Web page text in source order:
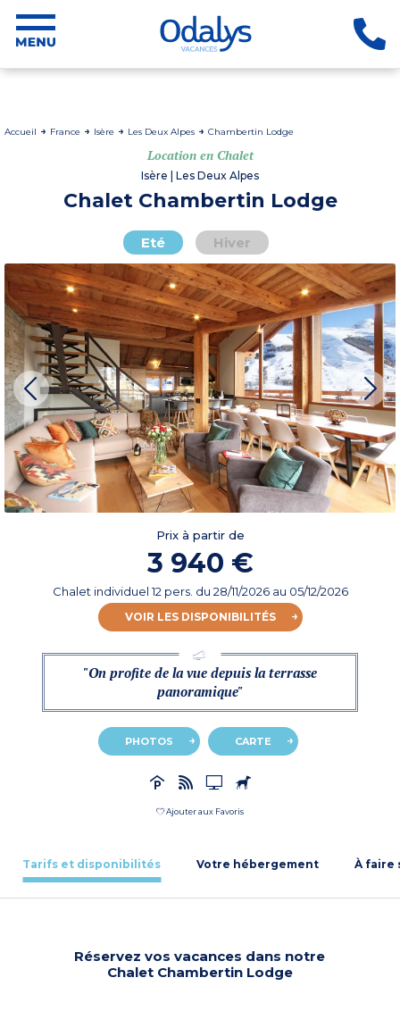
Accueil France Isère Les Deux Alpes Chambertin Lodge
Location en Chalet
Isère | Les Deux Alpes
Chalet Chambertin Lodge
Eté Hiver
Prix à partir de
3 940 €
Chalet individuel 12 pers. du 28/11/2026au 05/12/2026
VOIR LES DISPONIBILITÉS
"On profite de la vue depuis la terrasse
panoramique"
PHOTOS CARTE
Ajouter aux Favoris
Tarifs et disponibilités Votre hébergement À faire
Réservez vos vacances dans notre
Chalet Chambertin Lodge